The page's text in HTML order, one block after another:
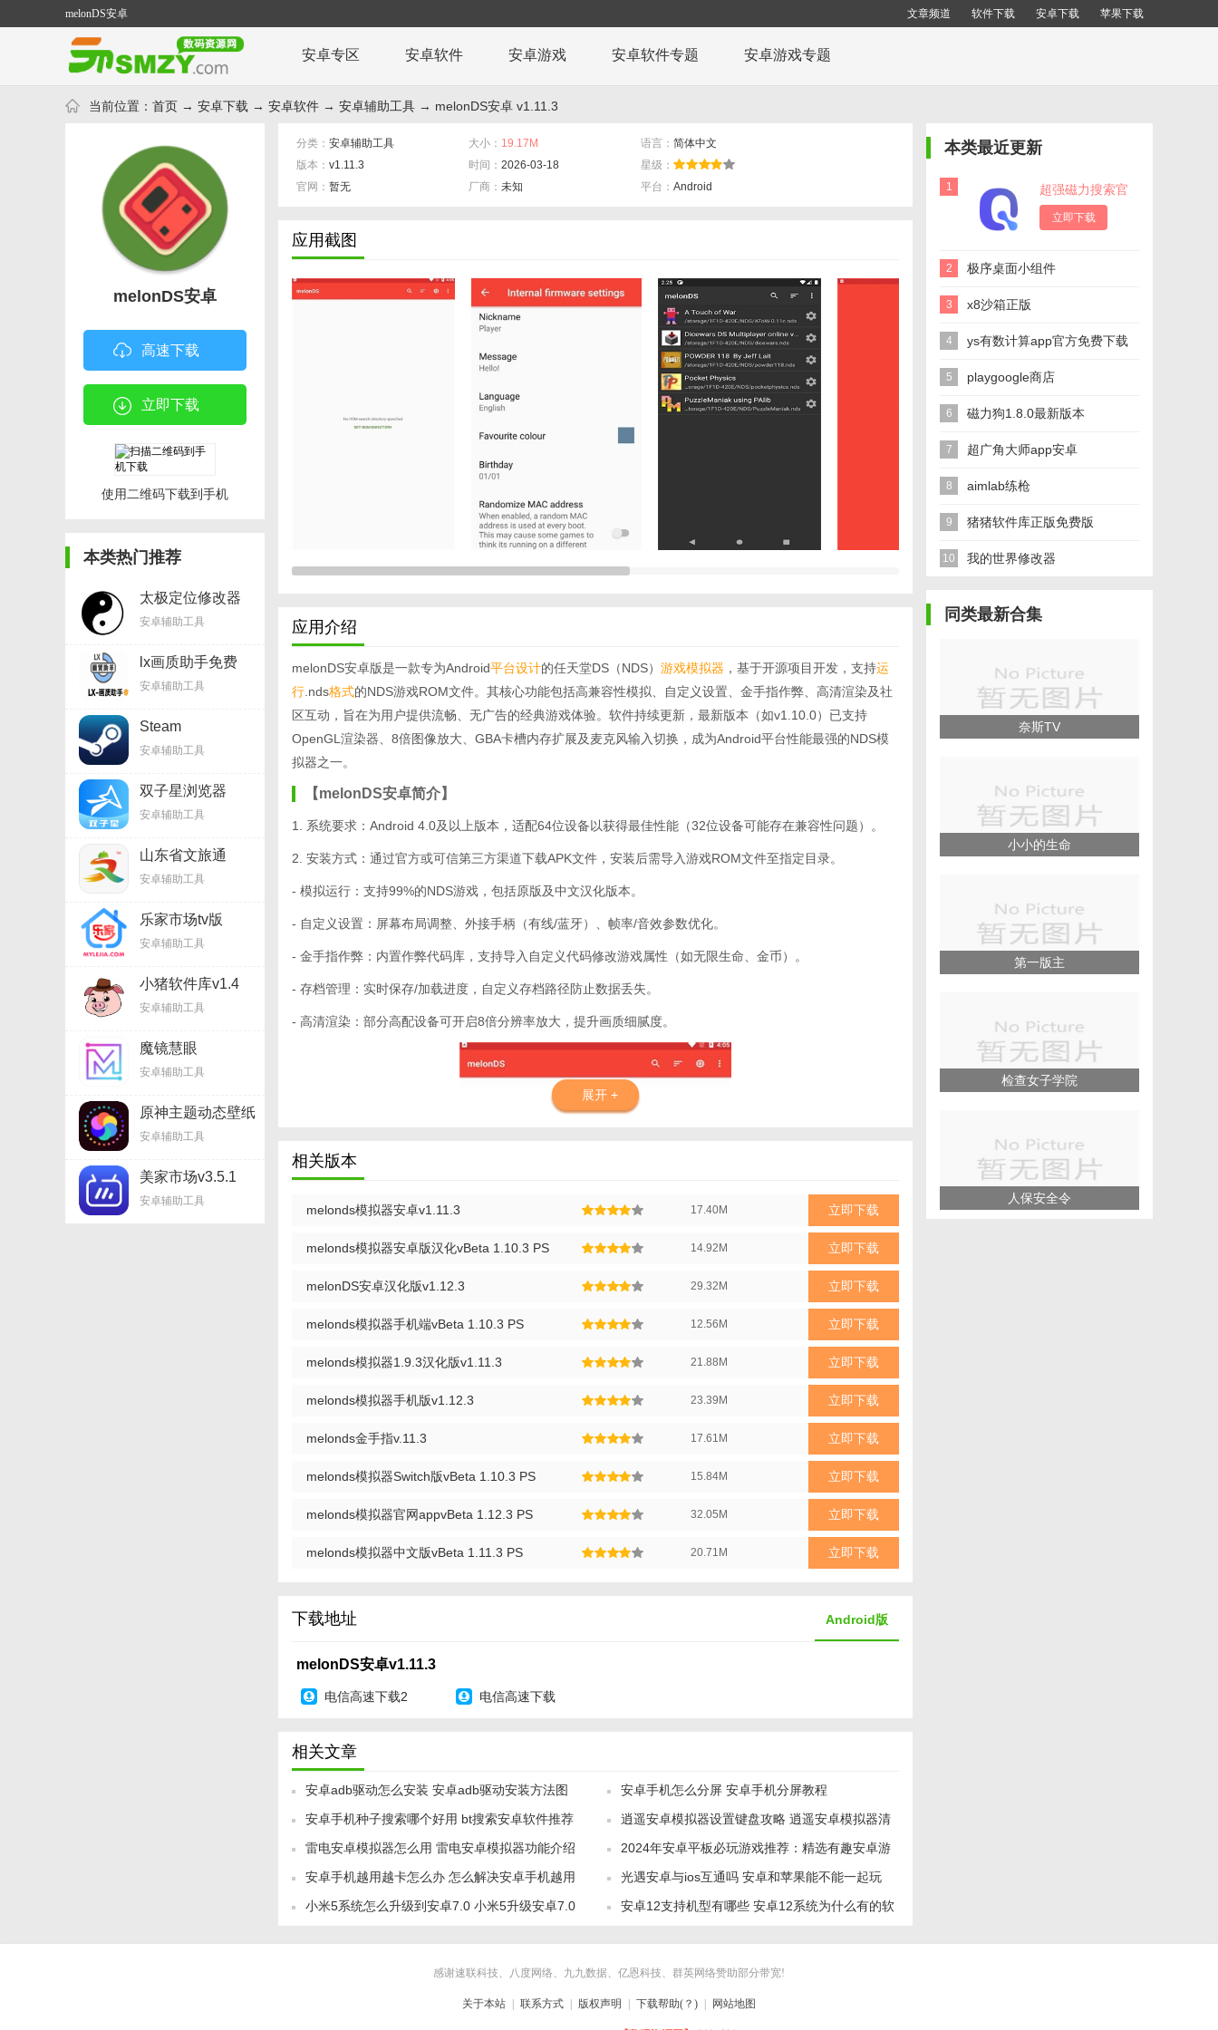
melonDS安卓 文章频道 软件下载 安卓下载 苹果下载
安卓专区 安卓软件 安卓游戏 安卓软件专题 安卓游戏专题
当前位置： 首页 → 安卓下载 → 安卓软件 → 安卓辅助工具 → melonDS安卓 v1.11.3
melonDS安卓
高速下载
立即下载
使用二维码下载到手机
本类热门推荐
太极定位修改器
appv8.3.6
安卓辅助工具
lx画质助手免费
v1.8.0
安卓辅助工具
Steam
Mobilev3.6.0
安卓辅助工具
双子星浏览器
appv1.5
安卓辅助工具
山东省文旅通
v2.7.7
安卓辅助工具
乐家市场tv版
v1.6.9
安卓辅助工具
小猪软件库v1.4
安卓辅助工具
魔镜慧眼
v2.6.25.1215
安卓辅助工具
原神主题动态壁纸
v3.14
安卓辅助工具
美家市场v3.5.1
安卓辅助工具
分类： 安卓辅助工具 大小： 19.17M 语言： 简体中文
版本： v1.11.3 时间： 2026-03-18
星级：
官网： 暂无 厂商： 未知 平台： Android
应用截图
应用介绍
melonDS安卓版是一款专为Android平台设计的任天堂DS（NDS） 游戏模拟器 ，基于开源项目开发，支持运
行 .nds格式的NDS游戏ROM文件。其核心功能包括高兼容性模拟、自定义设置、金手指作弊、高清渲染及社
区互动，旨在为用户提供流畅、无广告的经典游戏体验。软件持续更新，最新版本（如v1.10.0）已支持
OpenGL渲染器、8倍图像放大、GBA卡槽内存扩展及麦克风输入切换，成为Android平台性能最强的NDS模
拟器之一。
【melonDS安卓简介】
1. 系统要求：Android 4.0及以上版本，适配64位设备以获得最佳性能（32位设备可能存在兼容性问题）。
2. 安装方式：通过官方或可信第三方渠道下载APK文件，安装后需导入游戏ROM文件至指定目录。
- 模拟运行：支持99%的NDS游戏，包括原版及中文汉化版本。
- 自定义设置：屏幕布局调整、外接手柄（有线/蓝牙）、帧率/音效参数优化。
- 金手指作弊：内置作弊代码库，支持导入自定义代码修改游戏属性（如无限生命、金币）。
- 存档管理：实时保存/加载进度，自定义存档路径防止数据丢失。
- 高清渲染：部分高配设备可开启8倍分辨率放大，提升画质细腻度。
【melonDS安卓技巧】
- 下载对应游戏的XML格式金手指文件（如usrcheat.dat），或手动复制代码至模拟器作弊库。
- 启用JIT重新编译（需64位设备）以提升运行速度。
【melonDS安卓内容】
- 覆盖动作、角色扮演、解谜等全类型NDS游戏，支持免费解锁经典作品（如《塞尔达传说：幻影沙漏》《口
袋妖怪》系列）。
- 内置论坛供玩家交流心得、分享ROM资源及作弊代码，定期更新游戏兼容性列表。
- 导入《马里奥赛车DS》《动物之森》等经典ROM，通过高清渲染与手柄操作还原掌机体验。
- 启用金手指实现“无敌模式”“一键通关”，降低高难度游戏门槛。
展开 +
相关版本
melonds模拟器安卓v1.11.3 17.40M 立即下载
melonds模拟器安卓版汉化vBeta 1.10.3 PS 14.92M 立即下载
melonDS安卓汉化版v1.12.3 29.32M 立即下载
melonds模拟器手机端vBeta 1.10.3 PS 12.56M 立即下载
melonds模拟器1.9.3汉化版v1.11.3 21.88M 立即下载
melonds模拟器手机版v1.12.3 23.39M 立即下载
melonds金手指v.11.3 17.61M 立即下载
melonds模拟器Switch版vBeta 1.10.3 PS 15.84M 立即下载
melonds模拟器官网appvBeta 1.12.3 PS 32.05M 立即下载
melonds模拟器中文版vBeta 1.11.3 PS 20.71M 立即下载
下载地址 Android版
melonDS安卓v1.11.3
电信高速下载2 电信高速下载
相关文章
安卓adb驱动怎么安装 安卓adb驱动安装方法图
文介绍
安卓手机怎么分屏 安卓手机分屏教程
安卓手机种子搜索哪个好用 bt搜索安卓软件推荐
逍遥安卓模拟器设置键盘攻略 逍遥安卓模拟器清
楚应用缓存
雷电安卓模拟器怎么用 雷电安卓模拟器功能介绍 2024年安卓平板必玩游戏推荐：精选有趣安卓游
戏盘点
安卓手机越用越卡怎么办 怎么解决安卓手机越用
越卡介绍
光遇安卓与ios互通吗 安卓和苹果能不能一起玩
小米5系统怎么升级到安卓7.0 小米5升级安卓7.0
教程
安卓12支持机型有哪些 安卓12系统为什么有的软
件用不了
本类最近更新
1
超强磁力搜索官
方版
立即下载
2 极序桌面小组件
3 x8沙箱正版
4 ys有数计算app官方免费下载
5 playgoogle商店
6 磁力狗1.8.0最新版本
7 超广角大师app安卓
8 aimlab练枪
9 猪猪软件库正版免费版
10 我的世界修改器
同类最新合集
奈斯TV
小小的生命
第一版主
检查女子学院
人保安全令
感谢速联科技、八度网络、九九数据、亿恩科技、群英网络赞助部分带宽!
关于本站 联系方式 版权声明 下载帮助(？) 网站地图